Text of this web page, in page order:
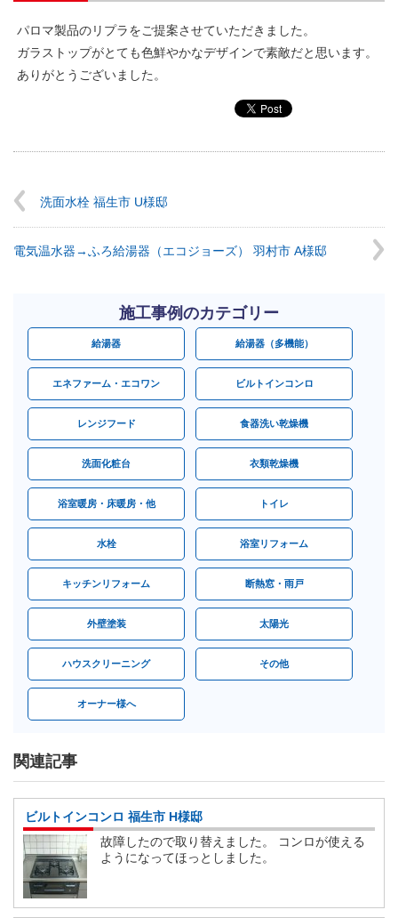
パロマ製品のリプラをご提案させていただきました。
ガラストップがとても色鮮やかなデザインで素敵だと思います。
ありがとうございました。
洗面水栓 福生市 U様邸
電気温水器→ふろ給湯器（エコジョーズ） 羽村市 A様邸
施工事例のカテゴリー
給湯器 給湯器（多機能）
エネファーム・エコワン ビルトインコンロ
レンジフード 食器洗い乾燥機
洗面化粧台 衣類乾燥機
浴室暖房・床暖房・他 トイレ
水栓 浴室リフォーム
キッチンリフォーム 断熱窓・雨戸
外壁塗装 太陽光
ハウスクリーニング その他
オーナー様へ
関連記事
ビルトインコンロ 福生市 H様邸
故障したので取り替えました。 コンロが使える
ようになってほっとしました。